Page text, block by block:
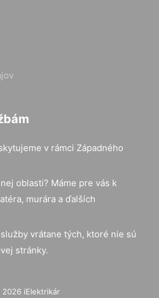
v rámci Západného
oblasti? Máme pre vás k
murára a ďalších
vrátane tých, ktoré nie sú
stránky.
iElektrikár